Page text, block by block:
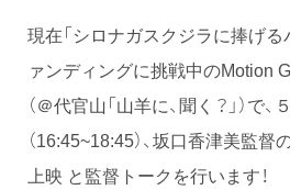
現在「シロナガスクジラに捧げる
ァンディングに挑戦中のMotion
（＠代官山「山羊に、聞く？」）で、
（16:45~18:45）、坂口香津美監督
上映 と監督トークを行います！